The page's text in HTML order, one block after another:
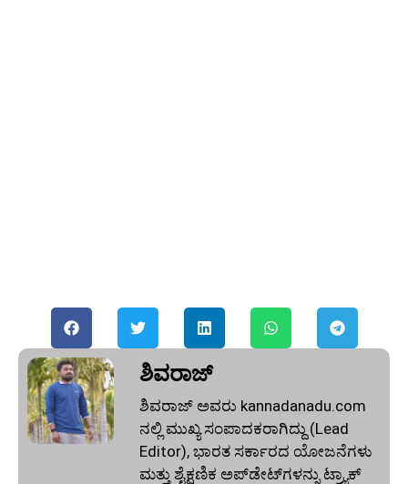
ಶಿವರಾಜ್
ಶಿವರಾಜ್ ಅವರು kannadanadu.com
ನಲ್ಲಿ ಮುಖ್ಯ ಸಂಪಾದಕರಾಗಿದ್ದು (Lead
Editor), ಭಾರತ ಸರ್ಕಾರದ ಯೋಜನೆಗಳು
ಮತ್ತು ಶೈಕ್ಷಣಿಕ ಅಪ್‌ಡೇಟ್‌ಗಳನ್ನು ಟ್ರ್ಯಾಕ್